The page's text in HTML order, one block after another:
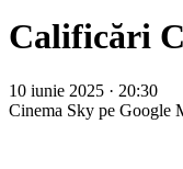
Calificări
10 iunie 2025 · 20:30
Cinema Sky pe Google